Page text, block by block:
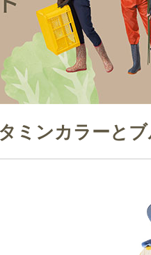
ミンカラーと